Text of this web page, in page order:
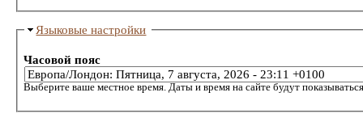
Языковые настройки
Часовой пояс
Выберите ваше местное время. Даты и время на сайте будут